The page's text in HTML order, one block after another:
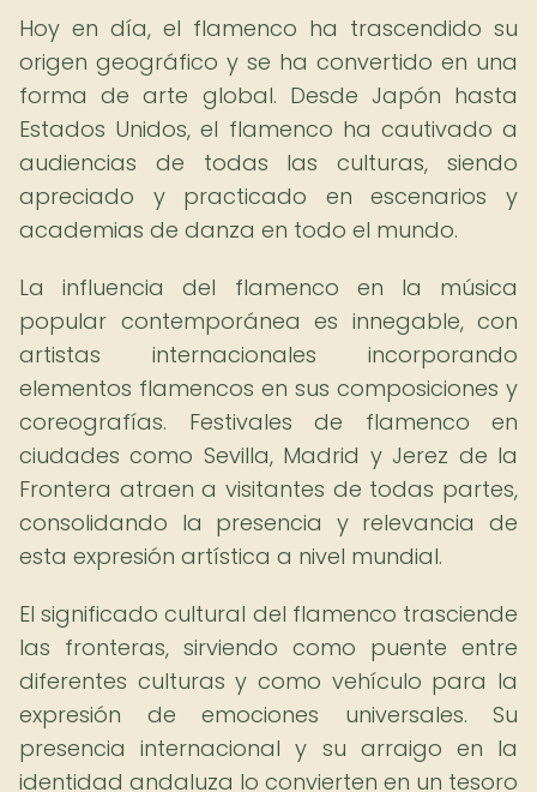
Hoy en día, el flamenco ha trascendido su
origen geográfico y se ha convertido en una
forma de arte global. Desde Japón hasta
Estados Unidos, el flamenco ha cautivado a
audiencias de todas las culturas, siendo
apreciado y practicado en escenarios y
academias de danza en todo el mundo.
La influencia del flamenco en la música
popular contemporánea es innegable, con
artistas internacionales incorporando
elementos flamencos en sus composiciones y
coreografías. Festivales de flamenco en
ciudades como Sevilla, Madrid y Jerez de la
Frontera atraen a visitantes de todas partes,
consolidando la presencia y relevancia de
esta expresión artística a nivel mundial.
El significado cultural del flamenco trasciende
las fronteras, sirviendo como puente entre
diferentes culturas y como vehículo para la
expresión de emociones universales. Su
presencia internacional y su arraigo en la
identidad andaluza lo convierten en un tesoro